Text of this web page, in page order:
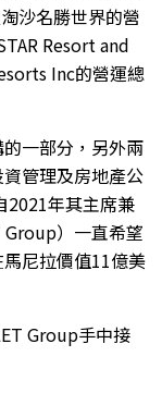
沙名勝世界的營
Resort and
Inc的營運總
一部分，另外兩
管理及房地產公
2021年其主席兼
）一直希望
尼拉價值11億美
Group手中接